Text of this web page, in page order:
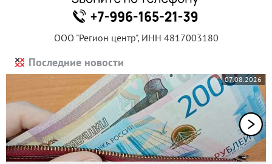
ООО "Регион центр", ИНН 4817003180
Последние новости
07.08.2026